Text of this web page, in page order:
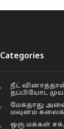
Categories
நீட்
தப்பியோட
மேகதாது
மவுனம்
ஒரு மக்கள்